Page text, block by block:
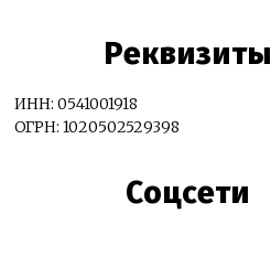
Реквизиты
ИНН: 0541001918
ОГРН: 1020502529398
Соцсети